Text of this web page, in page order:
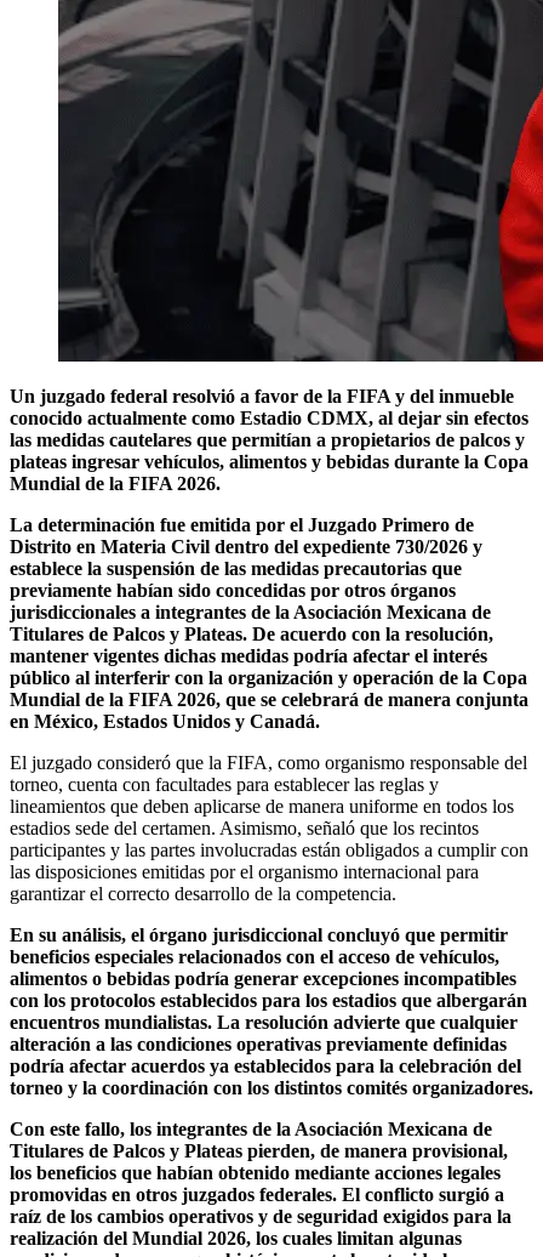
Un juzgado federal resolvió a favor de la FIFA y del inmueble
conocido actualmente como Estadio CDMX, al dejar sin efectos
las medidas cautelares que permitían a propietarios de palcos y
plateas ingresar vehículos, alimentos y bebidas durante la Copa
Mundial de la FIFA 2026.
La determinación fue emitida por el Juzgado Primero de
Distrito en Materia Civil dentro del expediente 730/2026 y
establece la suspensión de las medidas precautorias que
previamente habían sido concedidas por otros órganos
jurisdiccionales a integrantes de la Asociación Mexicana de
Titulares de Palcos y Plateas. De acuerdo con la resolución,
mantener vigentes dichas medidas podría afectar el interés
público al interferir con la organización y operación de la Copa
Mundial de la FIFA 2026, que se celebrará de manera conjunta
en México, Estados Unidos y Canadá.
El juzgado consideró que la FIFA, como organismo responsable del
torneo, cuenta con facultades para establecer las reglas y
lineamientos que deben aplicarse de manera uniforme en todos los
estadios sede del certamen. Asimismo, señaló que los recintos
participantes y las partes involucradas están obligados a cumplir con
las disposiciones emitidas por el organismo internacional para
garantizar el correcto desarrollo de la competencia.
En su análisis, el órgano jurisdiccional concluyó que permitir
beneficios especiales relacionados con el acceso de vehículos,
alimentos o bebidas podría generar excepciones incompatibles
con los protocolos establecidos para los estadios que albergarán
encuentros mundialistas. La resolución advierte que cualquier
alteración a las condiciones operativas previamente definidas
podría afectar acuerdos ya establecidos para la celebración del
torneo y la coordinación con los distintos comités organizadores.
Con este fallo, los integrantes de la Asociación Mexicana de
Titulares de Palcos y Plateas pierden, de manera provisional,
los beneficios que habían obtenido mediante acciones legales
promovidas en otros juzgados federales. El conflicto surgió a
raíz de los cambios operativos y de seguridad exigidos para la
realización del Mundial 2026, los cuales limitan algunas